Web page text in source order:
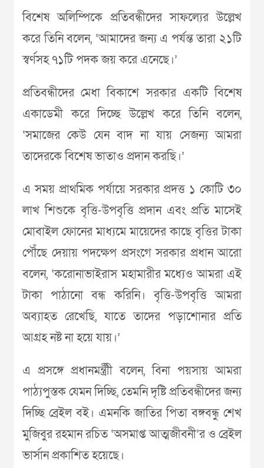
বিশেষ অলিম্পিকে প্রতিবন্ধীদের সাফল্যের উল্লেখ
করে তিনি বলেন, ‘আমাদের জন্য এ পর্যন্ত তারা ২১টি
স্বর্ণসহ ৭১টি পদক জয় করে এনেছে।’
প্রতিবন্ধীদের মেধা বিকাশে সরকার একটি বিশেষ
একাডেমী করে দিচ্ছে উল্লেখ করে তিনি বলেন,
‘সমাজের কেউ যেন বাদ না যায় সেজন্য আমরা
তাদেরকে বিশেষ ভাতাও প্রদান করছি।’
এ সময় প্রাথমিক পর্যায়ে সরকার প্রদত্ত ১ কোটি ৩০
লাখ শিশুকে বৃত্তি-উপবৃত্তি প্রদান এবং প্রতি মাসেই
মোবাইল ফোনের মাধ্যমে মায়েদের কাছে বৃত্তির টাকা
পৌঁছে দেয়ায় পদক্ষেপ প্রসংগে সরকার প্রধান আরো
বলেন, ‌‍‘করোনাভাইরাস মহামারীর মধ্যেও আমরা এই
টাকা পাঠানো বন্ধ করিনি। বৃত্তি-উপবৃত্তি আমরা
অব্যাহত রেখেছি, যাতে তাদের পড়াশোনার প্রতি
আগ্রহ নষ্ট না হয়ে যায়।’
এ প্রসঙ্গে প্রধানমন্ত্রীী বলেন, বিনা পয়সায় আমরা
পাঠ্যপুস্তক যেমন দিচ্ছি, তেমনি দৃষ্টি প্রতিবন্ধীদের জন্য
দিচ্ছি ব্রেইল বই। এমনকি জাতির পিতা বঙ্গবন্ধু শেখ
মুজিবুর রহমান রচিত ‘অসমাপ্ত আত্মজীবনী’র ও ব্রেইল
ভার্সান প্রকাশিত হয়েছে।